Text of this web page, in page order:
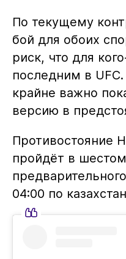
По текущему
бой для обоих
риск, что для
последним в
крайне важно
версию в
Противостояние
пройдёт в
04:00 по